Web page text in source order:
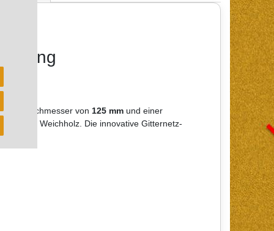
Durchmesser von 125 mm und einer
und Weichholz. Die innovative Gitternetz-